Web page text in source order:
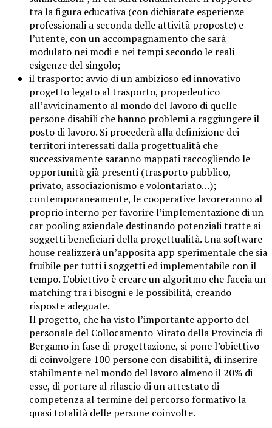
tra la figura educativa (con dichiarate esperienze
professionali a seconda delle attività proposte) e
l’utente, con un accompagnamento che sarà
modulato nei modi e nei tempi secondo le reali
esigenze del singolo;
il trasporto: avvio di un ambizioso ed innovativo
progetto legato al trasporto, propedeutico
all’avvicinamento al mondo del lavoro di quelle
persone disabili che hanno problemi a raggiungere il
posto di lavoro. Si procederà alla definizione dei
territori interessati dalla progettualità che
successivamente saranno mappati raccogliendo le
opportunità già presenti (trasporto pubblico,
privato, associazionismo e volontariato…);
contemporaneamente, le cooperative lavoreranno al
proprio interno per favorire l’implementazione di un
car pooling aziendale destinando potenziali tratte ai
soggetti beneficiari della progettualità. Una software
house realizzerà un’apposita app sperimentale che sia
fruibile per tutti i soggetti ed implementabile con il
tempo. L’obiettivo è creare un algoritmo che faccia un
matching tra i bisogni e le possibilità, creando
risposte adeguate.
Il progetto, che ha visto l’importante apporto del
personale del Collocamento Mirato della Provincia di
Bergamo in fase di progettazione, si pone l’obiettivo
di coinvolgere 100 persone con disabilità, di inserire
stabilmente nel mondo del lavoro almeno il 20% di
esse, di portare al rilascio di un attestato di
competenza al termine del percorso formativo la
quasi totalità delle persone coinvolte.